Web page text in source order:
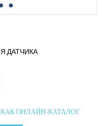
ДАТЧИКА
ОНЛАЙН-КАТАЛОГ